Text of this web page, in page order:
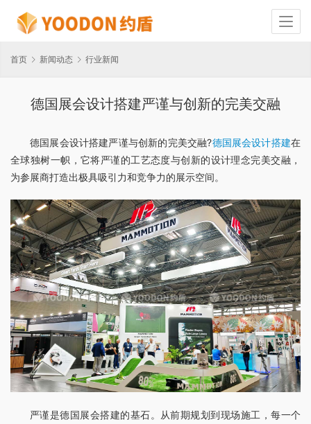
首页 新闻动态 行业新闻
德国展会设计搭建严谨与创新的完美交融
德国展会设计搭建严谨与创新的完美交融?德国展会设计搭建在
全球独树一帜，它将严谨的工艺态度与创新的设计理念完美交融，
为参展商打造出极具吸引力和竞争力的展示空间。
严谨是德国展会搭建的基石。从前期规划到现场施工，每一个